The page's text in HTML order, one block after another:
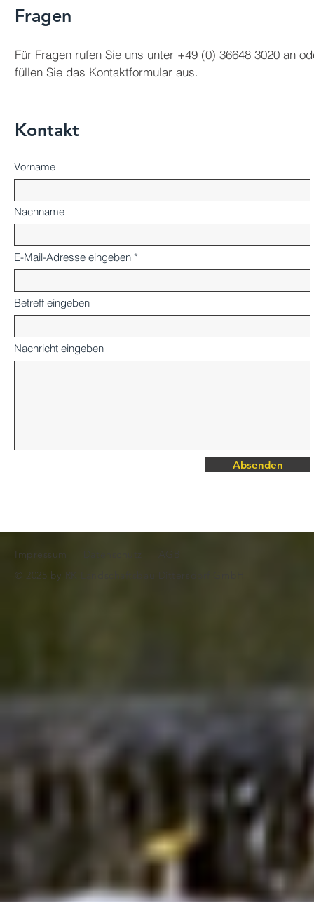
Fragen
Für Fragen rufen Sie uns unter +49 (0) 36648 3020 an
füllen Sie das Kontaktformular aus.
Kontakt
Vorname
Nachname
E-Mail-Adresse eingeben
Betreff eingeben
Nachricht eingeben
Absenden
Impressum Datenschutz
© 2025 by RK Landschaftsbau Dittersdorf GmbH